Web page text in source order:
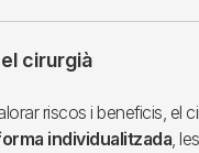
cirurgià
riscos i beneficis, el
individualitzada,